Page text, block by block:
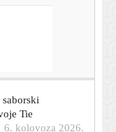
dramatične
Tie
6. kolovoza 2026.